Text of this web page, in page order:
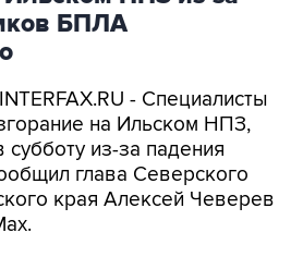
БПЛА
- Специалисты
на Ильском НПЗ,
из-за падения
глава Северского
края Алексей Чеверев